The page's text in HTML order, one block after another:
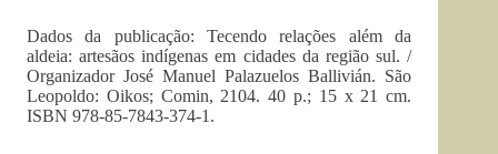
Dados da publicação: Tecendo relações além da
aldeia: artesãos indígenas em cidades da região sul. /
Organizador José Manuel Palazuelos Ballivián. São
Leopoldo: Oikos; Comin, 2104. 40 p.; 15 x 21 cm.
ISBN 978-85-7843-374-1.